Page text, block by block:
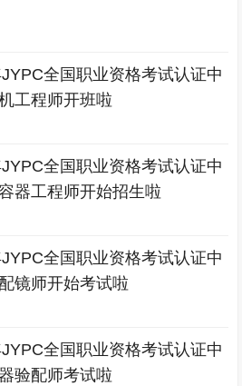
全国职业资格考试认证中
工程师开班啦
全国职业资格考试认证中
器工程师开始招生啦
全国职业资格考试认证中
镜师开始考试啦
全国职业资格考试认证中
验配师考试啦